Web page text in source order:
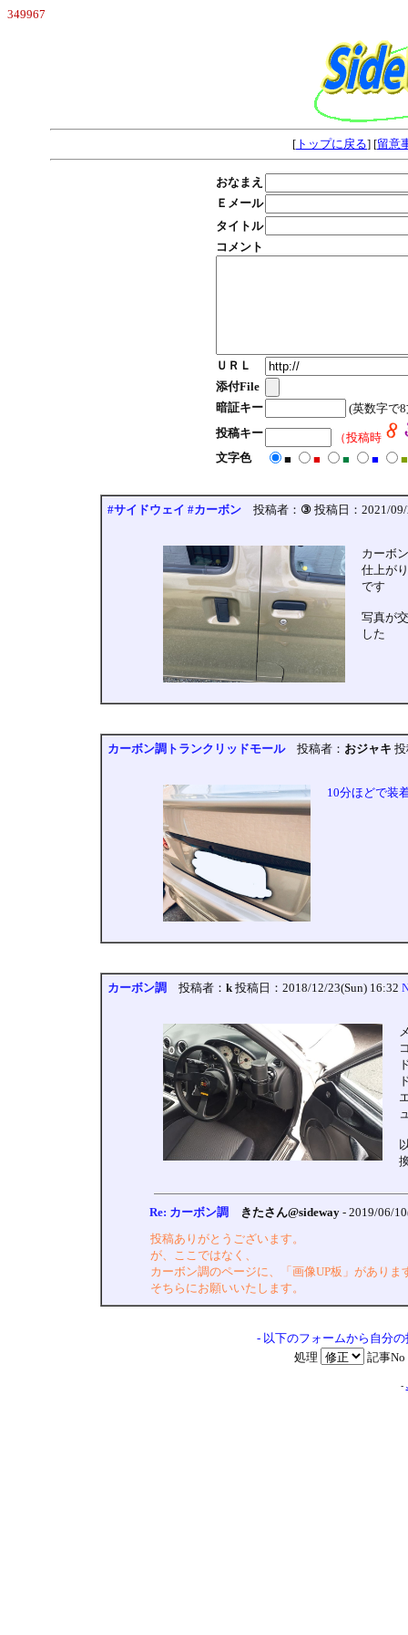
349967
[ トップに戻る] [留意
おなまえ
Ｅメール
タイトル
コメント
ＵＲＬ
添付File
暗証キー
(英数字で
投稿キー
（投稿時
文字色
■ ■ ■ ■ ■
#サイドウェイ #カーボン 投稿者： ③ 投稿日：2021/
カーボ
仕上が
です
写真が
した
カーボン調トランクリッドモール投稿者： おジャキ
10分ほどで装
カーボン調 投稿者： k 投稿日：2018/12/23(Sun) 16:32
Re: カーボン調 きたさん@sideway - 2019/06/
投稿ありがとうございます。
が、ここではなく、
カーボン調のページに、「画像UP板」がありま
そちらにお願いいたします。
- 以下のフォームから自分
処理
記事No
-